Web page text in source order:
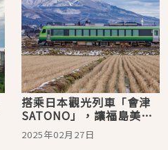
搭乘日本觀光列車「會津
SATONO」，讓福島美景
美食直送你面前！
2025年02月27日